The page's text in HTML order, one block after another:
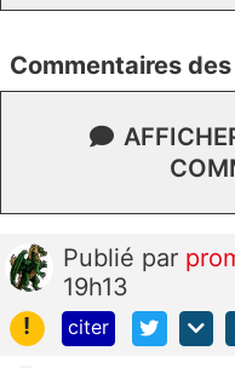
Commentaires
Publié par
19h13
!
citer